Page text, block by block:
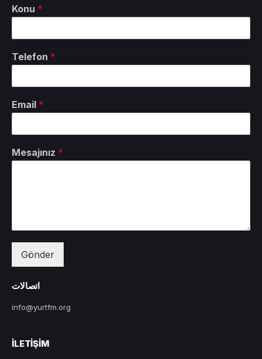
Konu *
Telefon *
Email *
Mesajınız *
Gönder
اتصالات
info@yurtfm.org
İLETIŞIM